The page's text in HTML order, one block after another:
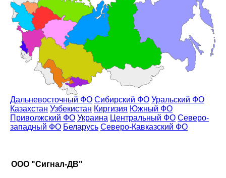
Дальневосточный ФО Сибирский ФО Уральский ФО
Казахстан Узбекистан Киргизия Южный ФО
Приволжский ФО Украина Центральный ФО Северо-
западный ФО Беларусь Северо-Кавказский ФО
ООО "Сигнал-ДВ"